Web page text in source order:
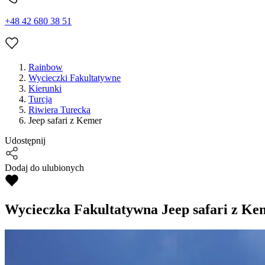
+48 42 680 38 51
Rainbow
Wycieczki Fakultatywne
Kierunki
Turcja
Riwiera Turecka
Jeep safari z Kemer
Udostępnij
Dodaj do ulubionych
Wycieczka Fakultatywna Jeep safari z